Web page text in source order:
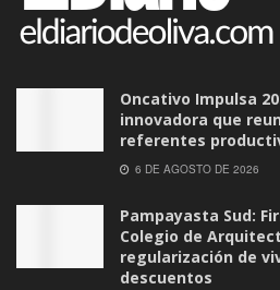
Oncativo Impulsa
innovadora que
referentes
6 DE AGOSTO DE 2026
Pampayasta Sud:
Colegio de
regularización de
descuentos